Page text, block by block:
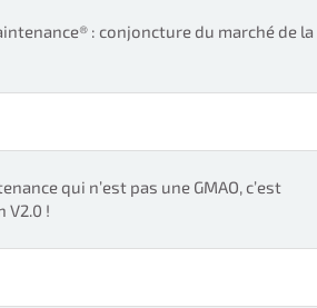
: conjoncture du marché de la
qui n’est pas une GMAO, c’est
V2.0 !